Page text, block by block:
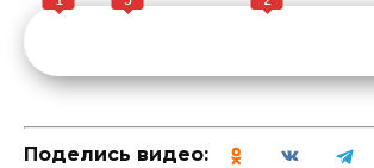
Поделись видео: